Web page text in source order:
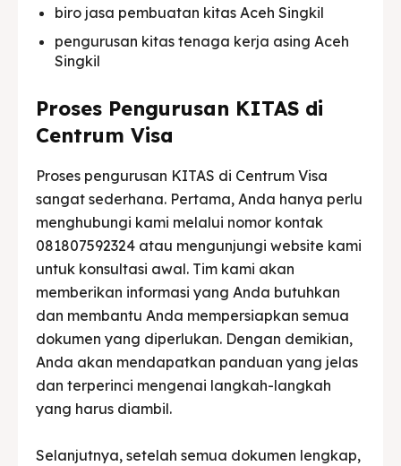
biro jasa pembuatan kitas Aceh Singkil
pengurusan kitas tenaga kerja asing Aceh
Singkil
Proses Pengurusan KITAS di
Centrum Visa
Proses pengurusan KITAS di Centrum Visa
sangat sederhana. Pertama, Anda hanya perlu
menghubungi kami melalui nomor kontak
081807592324 atau mengunjungi website kami
untuk konsultasi awal. Tim kami akan
memberikan informasi yang Anda butuhkan
dan membantu Anda mempersiapkan semua
dokumen yang diperlukan. Dengan demikian,
Anda akan mendapatkan panduan yang jelas
dan terperinci mengenai langkah-langkah
yang harus diambil.
Selanjutnya, setelah semua dokumen lengkap,